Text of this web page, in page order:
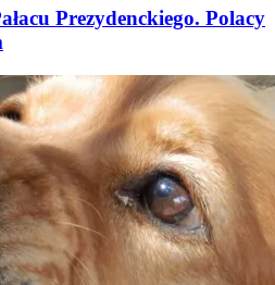
Prezydenckiego. Polacy